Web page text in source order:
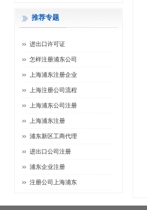
推荐专题
进出口许可证
怎样注册浦东公司
上海浦东注册企业
上海注册公司流程
上海浦东公司注册
上海浦东注册
浦东新区工商代理
进出口公司注册
浦东企业注册
注册公司上海浦东